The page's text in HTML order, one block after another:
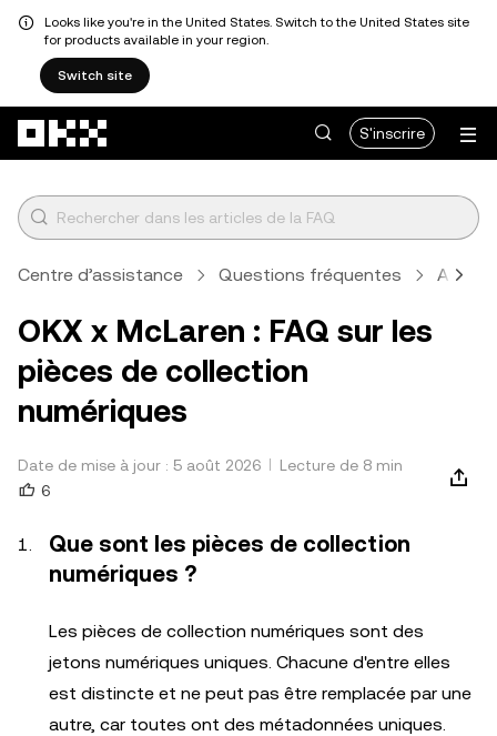
Looks like you're in the United States. Switch to the United States site
for products available in your region.
Switch site
S'inscrire
Centre d’assistance Questions fréquentes Autres
OKX x McLaren : FAQ sur les
pièces de collection
numériques
Date de mise à jour : 5 août 2026
Lecture de 8 min
6
Que sont les pièces de collection
numériques ?
Les pièces de collection numériques sont des
jetons numériques uniques. Chacune d'entre elles
est distincte et ne peut pas être remplacée par une
autre, car toutes ont des métadonnées uniques.